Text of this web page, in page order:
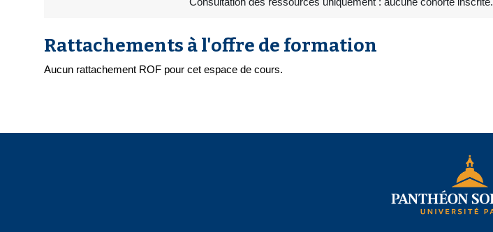
Rattachements à l'offre de formation
Aucun rattachement ROF pour cet espace de cours.